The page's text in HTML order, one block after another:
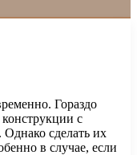
Гораздо
с
сделать их
в случае, если